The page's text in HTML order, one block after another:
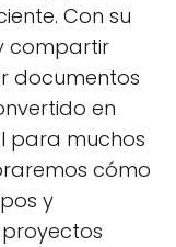
Con su
compartir
documentos
en
para muchos
cómo
y